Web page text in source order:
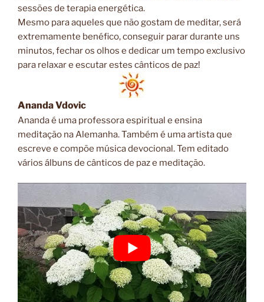
sessões de terapia energética.
Mesmo para aqueles que não gostam de meditar, será
extremamente benéfico, conseguir parar durante uns
minutos, fechar os olhos e dedicar um tempo exclusivo
para relaxar e escutar estes cânticos de paz!
Ananda Vdovic
Ananda é uma professora espiritual e ensina
meditação na Alemanha. Também é uma artista que
escreve e compõe música devocional.Tem editado
vários álbuns de cânticos de paz e meditação.